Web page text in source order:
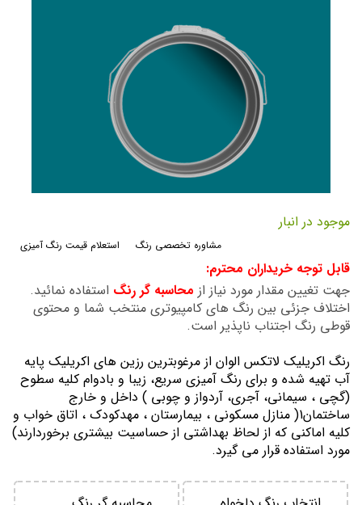
ابتدای
گالری
موجود در انبار
استعلام قیمت رنگ آمیزی مشاوره تخصصی رنگ
قابل توجه خریداران محترم:
جهت تغیین مقدار مورد نیاز از محاسبه گر رنگ استفاده نمائید.
اختلاف جزئی بین رنگ های کامپیوتری منتخب شما و محتوی
قوطی رنگ اجتناب ناپذیر است.
رنگ اكريليك لاتكس الوان از مرغوبترين رزين هاي اكريليك پايه
آب تهيه شده و برای رنگ آمیزی سریع، زیبا و بادوام کلیه سطوح
(گچی ، سیمانی، آجری، آردواز و چوبی ) داخل و خارج
ساختمان1( منازل مسكوني ، بيمارستان ، مهدكودك ، اتاق خواب و
كليه اماكني كه از لحاظ بهداشتي از حساسيت بيشتري برخوردارند)
مورد استفاده قرار می گیرد.